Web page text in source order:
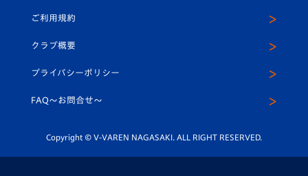
平和祈念活動
ホームタウン活動
スクール
ヴィヴィくんインスタグラム
公式LINE＠
ご利用規約
クラブ概要
プライバシーポリシー
FAQ〜お問合せ〜
Copyright © V-VAREN NAGASAKI. ALL RIGHT RESERVED.